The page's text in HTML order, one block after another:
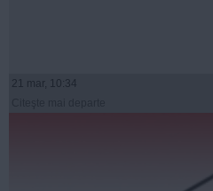
21 mar, 10:34